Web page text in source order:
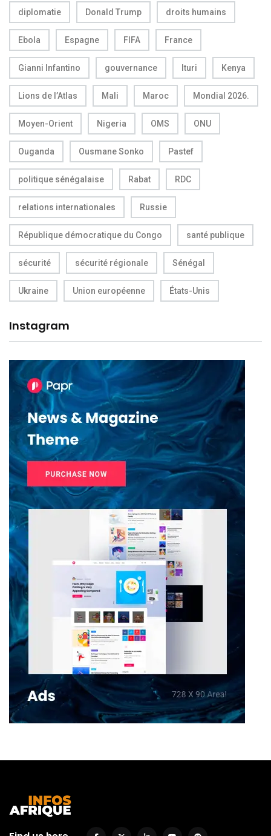
diplomatie Donald Trump droits humains
Ebola Espagne FIFA France
Gianni Infantino gouvernance Ituri Kenya
Lions de l’Atlas Mali Maroc Mondial 2026.
Moyen-Orient Nigeria OMS ONU
Ouganda Ousmane Sonko Pastef
politique sénégalaise Rabat RDC
relations internationales Russie
République démocratique du Congo santé publique
sécurité sécurité régionale Sénégal
Ukraine Union européenne États-Unis
Instagram